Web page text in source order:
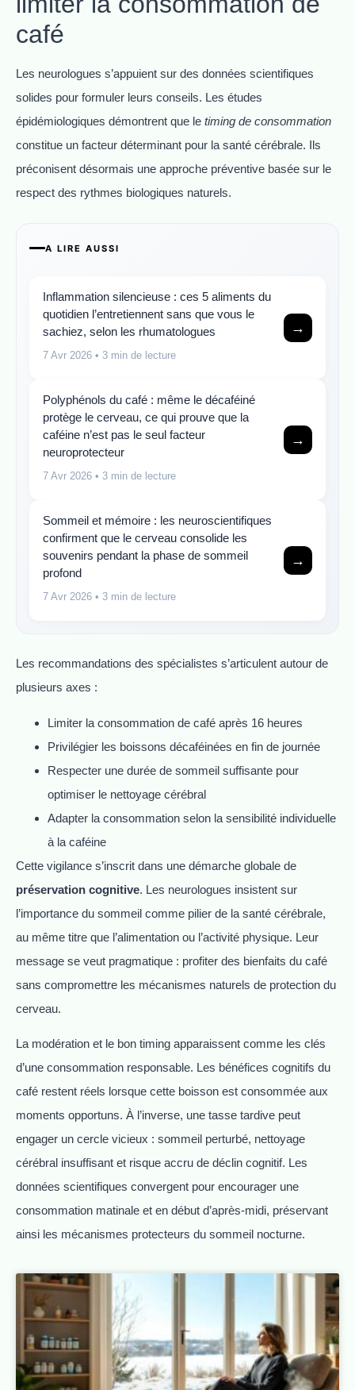
café
Les neurologues s’appuient sur des données scientifiques
solides pour formuler leurs conseils. Les études
épidémiologiques démontrent que le timing de consommation
constitue un facteur déterminant pour la santé cérébrale. Ils
préconisent désormais une approche préventive basée sur le
respect des rythmes biologiques naturels.
A LIRE AUSSI
Inflammation silencieuse : ces 5 aliments du
quotidien l’entretiennent sans que vous le
sachiez, selon les rhumatologues
7 Avr 2026 • 3 min de lecture
→
Polyphénols du café : même le décaféiné
protège le cerveau, ce qui prouve que la
caféine n’est pas le seul facteur
neuroprotecteur
7 Avr 2026 • 3 min de lecture
→
Sommeil et mémoire : les neuroscientifiques
confirment que le cerveau consolide les
souvenirs pendant la phase de sommeil
profond
7 Avr 2026 • 3 min de lecture
→
Les recommandations des spécialistes s’articulent autour de
plusieurs axes :
Limiter la consommation de café après 16 heures
Privilégier les boissons décaféinées en fin de journée
Respecter une durée de sommeil suffisante pour
optimiser le nettoyage cérébral
Adapter la consommation selon la sensibilité individuelle
à la caféine
Cette vigilance s’inscrit dans une démarche globale de
préservation cognitive. Les neurologues insistent sur
l’importance du sommeil comme pilier de la santé cérébrale,
au même titre que l’alimentation ou l’activité physique. Leur
message se veut pragmatique : profiter des bienfaits du café
sans compromettre les mécanismes naturels de protection du
cerveau.
La modération et le bon timing apparaissent comme les clés
d’une consommation responsable. Les bénéfices cognitifs du
café restent réels lorsque cette boisson est consommée aux
moments opportuns. À l’inverse, une tasse tardive peut
engager un cercle vicieux : sommeil perturbé, nettoyage
cérébral insuffisant et risque accru de déclin cognitif. Les
données scientifiques convergent pour encourager une
consommation matinale et en début d’après-midi, préservant
ainsi les mécanismes protecteurs du sommeil nocturne.